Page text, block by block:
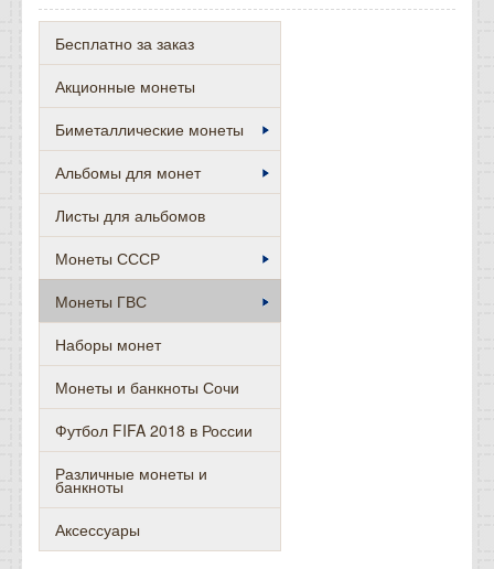
Бесплатно за заказ
Акционные монеты
Биметаллические монеты
Альбомы для монет
Листы для альбомов
Монеты СССР
Монеты ГВС
Наборы монет
Монеты и банкноты Сочи
Футбол FIFA 2018 в России
Различные монеты и
банкноты
Аксессуары